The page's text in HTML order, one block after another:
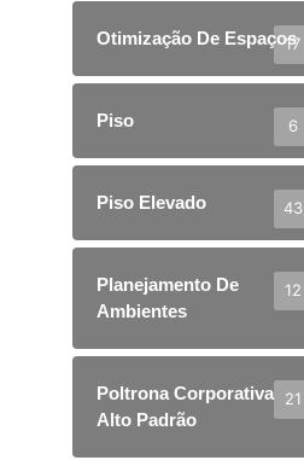
Otimização De Espaços
17
Piso 6
Piso Elevado 43
Planejamento De
Ambientes
12
Poltrona Corporativa
Alto Padrão
21